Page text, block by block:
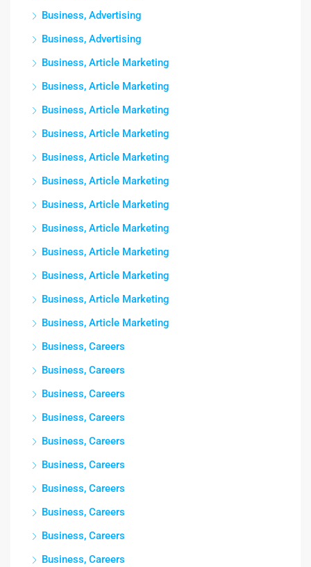
Business, Advertising
Business, Advertising
Business, Article Marketing
Business, Article Marketing
Business, Article Marketing
Business, Article Marketing
Business, Article Marketing
Business, Article Marketing
Business, Article Marketing
Business, Article Marketing
Business, Article Marketing
Business, Article Marketing
Business, Article Marketing
Business, Article Marketing
Business, Careers
Business, Careers
Business, Careers
Business, Careers
Business, Careers
Business, Careers
Business, Careers
Business, Careers
Business, Careers
Business, Careers